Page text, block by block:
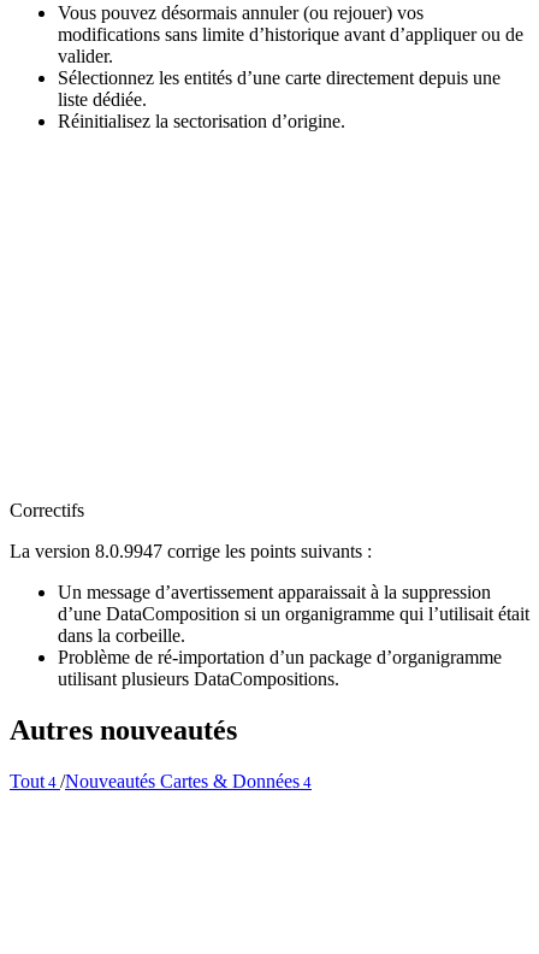
Vous pouvez désormais annuler (ou rejouer) vos
modifications sans limite d’historique avant d’appliquer ou de
valider.
Sélectionnez les entités d’une carte directement depuis une
liste dédiée.
Réinitialisez la sectorisation d’origine.
Correctifs
La version 8.0.9947 corrige les points suivants :
Un message d’avertissement apparaissait à la suppression
d’une DataComposition si un organigramme qui l’utilisait était
dans la corbeille.
Problème de ré-importation d’un package d’organigramme
utilisant plusieurs DataCompositions.
Autres nouveautés
Tout 4 /Nouveautés Cartes & Données 4